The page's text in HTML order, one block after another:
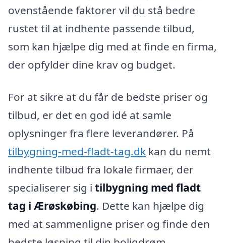
ovenstående faktorer vil du stå bedre
rustet til at indhente passende tilbud,
som kan hjælpe dig med at finde en firma,
der opfylder dine krav og budget.
For at sikre at du får de bedste priser og
tilbud, er det en god idé at samle
oplysninger fra flere leverandører. På
tilbygning-med-fladt-tag.dk kan du nemt
indhente tilbud fra lokale firmaer, der
specialiserer sig i tilbygning med fladt
tag i Ærøskøbing. Dette kan hjælpe dig
med at sammenligne priser og finde den